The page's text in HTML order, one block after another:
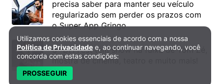
precisa saber para manter seu veículo
regularizado sem perder os prazos com
o Super App Gringo
6º DH Fest tem show na faixa de Tom Zé,
mostra de cinema, teatro e muito mais!
Política de Privacidade e Cookies
Utilizamos cookies essenciais de acordo com a nossa
Política de Privacidade e, ao continuar navegando, você
concorda com estas condições:
PROSSEGUIR